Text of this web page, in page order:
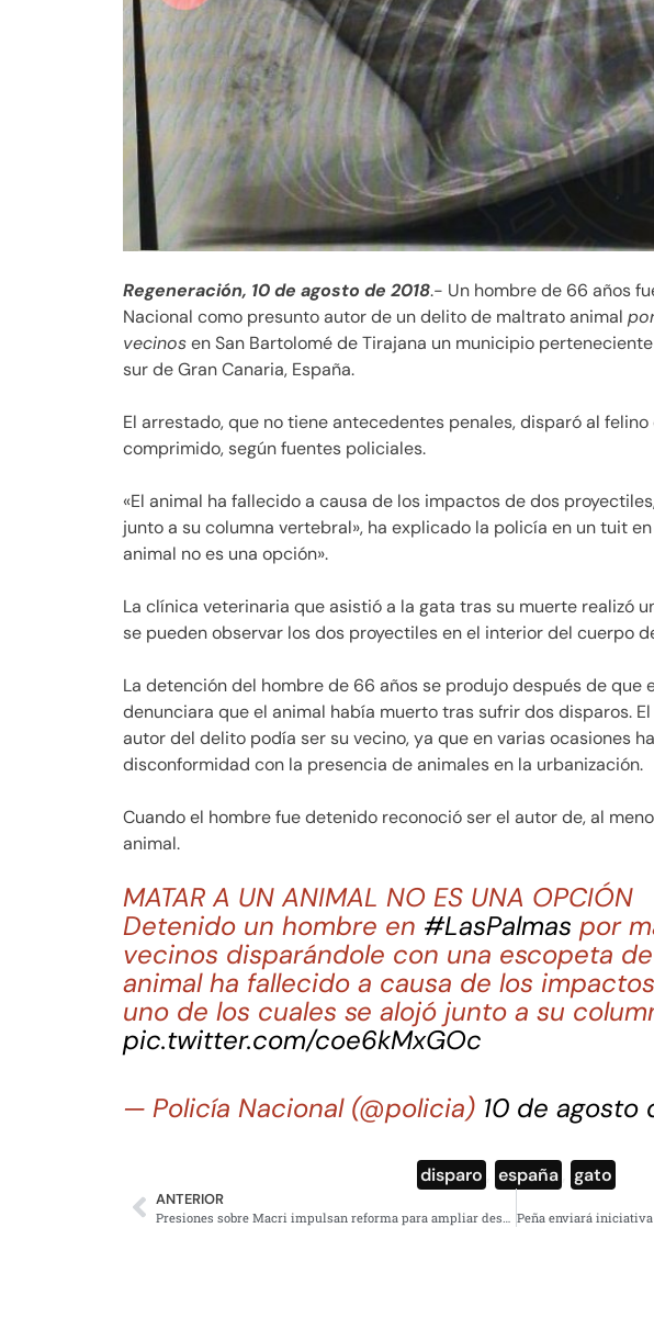
Regeneración, 10 de agosto de 2018.- Un hombre de 66 años
Nacional como presunto autor de un delito de maltrato animal
vecinosen San Bartolomé de Tirajana un municipio
sur de Gran Canaria, España.
El arrestado, que no tiene antecedentes penales, disparó al
comprimido, según fuentes policiales.
«El animal ha fallecido a causa de los impactos de dos
junto a su columna vertebral», ha explicado la policía en un tuit
animal no es una opción».
La clínica veterinaria que asistió a la gata tras su muerte realizó
se pueden observar los dos proyectiles en el interior del cuerpo
La detención del hombre de 66 años se produjo después de que
denunciara que el animal había muerto tras sufrir dos disparos.
autor del delito podía ser su vecino, ya que en varias ocasiones
disconformidad con la presencia de animales en la urbanización.
Cuando el hombre fue detenido reconoció ser el autor de, al
animal.
MATAR A UN ANIMAL NO ES UNA OPCIÓN
Detenido un hombre en #LasPalmas por
vecinos disparándole con una escopeta
animal ha fallecido a causa de los
uno de los cuales se alojó junto a su
pic.twitter.com/coe6kMxGOc
— Policía Nacional (@policia) 10 de agosto
disparo españa gato
ANTERIOR